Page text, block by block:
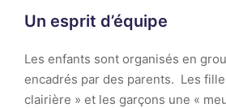
Un esprit d’équipe
Les enfants sont organisés en
encadrés par des parents. Les
clairière » et les garçons une «